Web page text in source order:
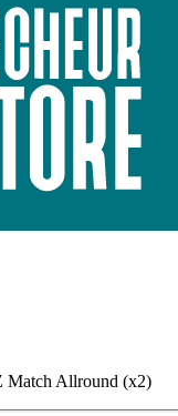
Match Allround (x2)